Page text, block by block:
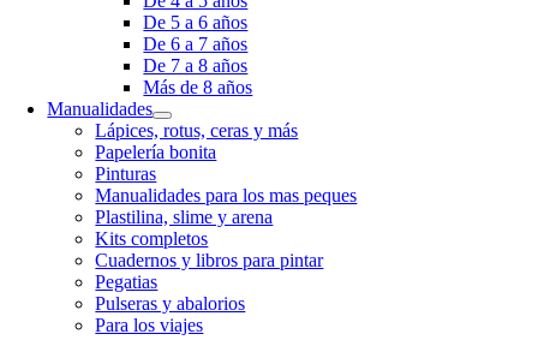
De 5 a 6 años
De 6 a 7 años
De 7 a 8 años
Más de 8 años
Manualidades
Lápices, rotus, ceras y más
Papelería bonita
Pinturas
Manualidades para los mas peques
Plastilina, slime y arena
Kits completos
Cuadernos y libros para pintar
Pegatias
Pulseras y abalorios
Para los viajes